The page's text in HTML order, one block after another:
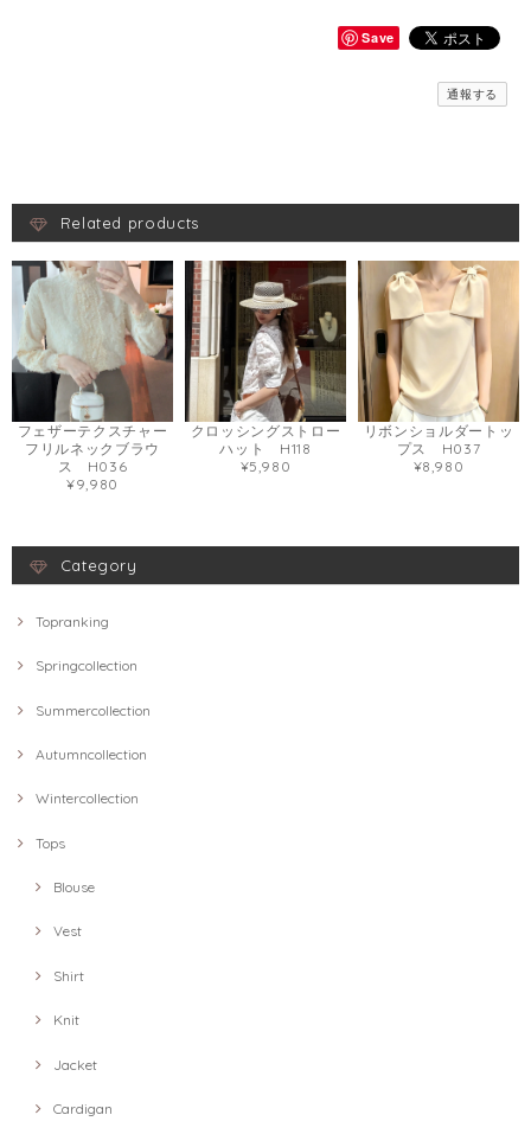
Save
通報する
Related products
フェザーテクスチャー
フリルネックブラウ
ス H036
¥9,980
クロッシングストロー
ハット H118
¥5,980
リボンショルダートッ
プス H037
¥8,980
Category
Topranking
Springcollection
Summercollection
Autumncollection
Wintercollection
Tops
Blouse
Vest
Shirt
Knit
Jacket
Cardigan